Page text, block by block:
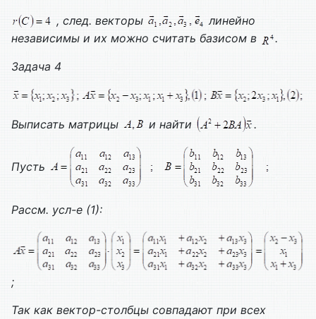
, след. векторы
линейно
независимы и их можно считать базисом в
.
Задача 4
Выписать матрицы и найти .
Пусть
Рассм. усл-е (1):
;
Так как вектор-столбцы совпадают при всех